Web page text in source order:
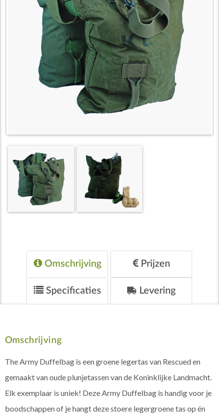
Omschrijving Prijzen
Specificaties Levering
Omschrijving
The Army Duffelbag is een groene legertas van Rescued en
gemaakt van oude plunjetassen van de Koninklijke Landmacht.
Elk exemplaar is uniek! Deze Army Duffelbag is handig voor je
boodschappen of je hangt deze stoere legergroene tas op én